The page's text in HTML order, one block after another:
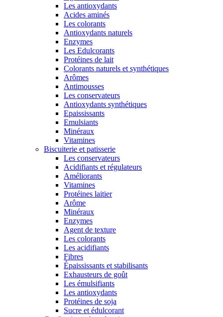
Les antioxydants
Acides aminés
Les colorants
Antioxydants naturels
Enzymes
Les Edulcorants
Protéines de lait
Colorants naturels et synthétiques
Arômes
Antimousses
Les conservateurs
Antioxydants synthétiques
Epaississants
Emulsiants
Minéraux
Vitamines
Biscuiterie et patisserie
Les conservateurs
Acidifiants et régulateurs
Améliorants
Vitamines
Protéines laitier
Arôme
Minéraux
Enzymes
Agent de texture
Les colorants
Les acidifiants
Fibres
Épaississants et stabilisants
Exhausteurs de goût
Les émulsifiants
Les antioxydants
Protéines de soja
Sucre et édulcorant